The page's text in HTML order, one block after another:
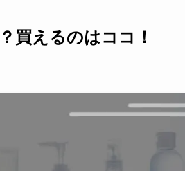
買えるのはココ！